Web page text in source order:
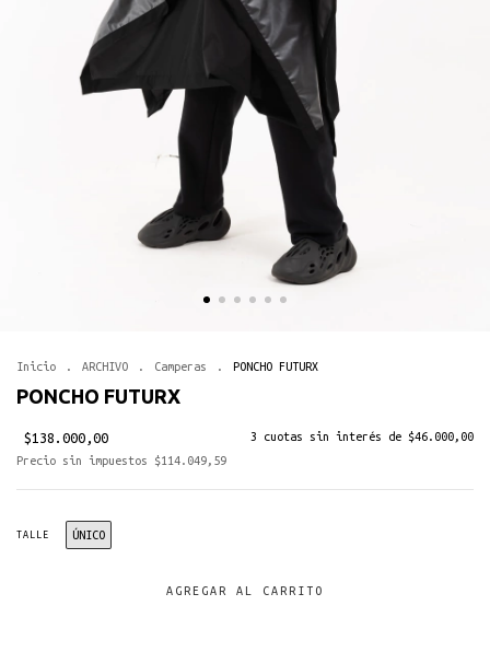
Inicio . ARCHIVO . Camperas . PONCHO FUTURX
PONCHO FUTURX
$138.000,00 3 cuotas sin interés de $46.000,00
Precio sin impuestos $114.049,59
TALLE ÚNICO